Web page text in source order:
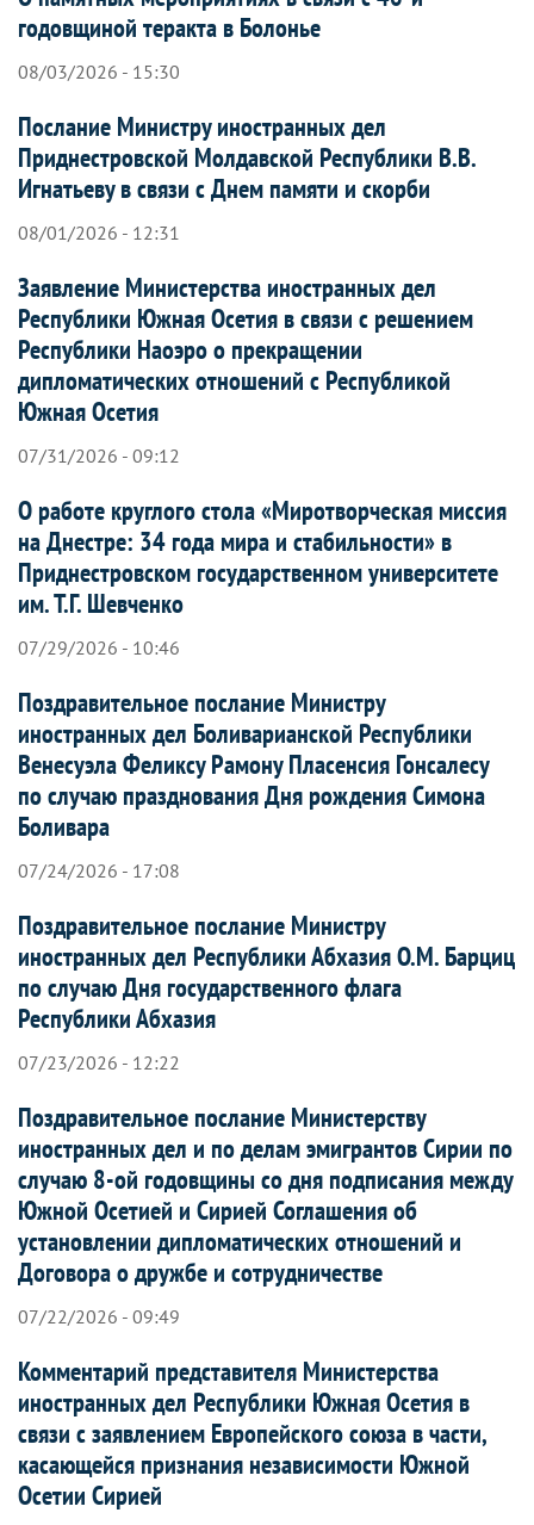
годовщиной теракта в Болонье
08/03/2026 - 15:30
Послание Министру иностранных дел
Приднестровской Молдавской Республики В.В.
Игнатьеву в связи с Днем памяти и скорби
08/01/2026 - 12:31
Заявление Министерства иностранных дел
Республики Южная Осетия в связи с решением
Республики Наоэро о прекращении
дипломатических отношений с Республикой
Южная Осетия
07/31/2026 - 09:12
О работе круглого стола «Миротворческая миссия
на Днестре: 34 года мира и стабильности» в
Приднестровском государственном университете
им. Т.Г. Шевченко
07/29/2026 - 10:46
Поздравительное послание Министру
иностранных дел Боливарианской Республики
Венесуэла Феликсу Рамону Пласенсия Гонсалесу
по случаю празднования Дня рождения Симона
Боливара
07/24/2026 - 17:08
Поздравительное послание Министру
иностранных дел Республики Абхазия О.М. Барциц
по случаю Дня государственного флага
Республики Абхазия
07/23/2026 - 12:22
Поздравительное послание Министерству
иностранных дел и по делам эмигрантов Сирии по
случаю 8-ой годовщины со дня подписания между
Южной Осетией и Сирией Соглашения об
установлении дипломатических отношений и
Договора о дружбе и сотрудничестве
07/22/2026 - 09:49
Комментарий представителя Министерства
иностранных дел Республики Южная Осетия в
связи с заявлением Европейского союза в части,
касающейся признания независимости Южной
Осетии Сирией